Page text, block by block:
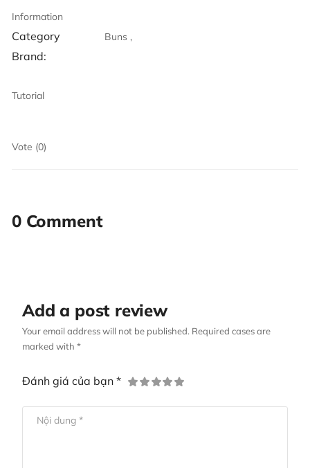
Information
Category Buns ,
Brand:
Tutorial
Vote (0)
0 Comment
Add a post review
Your email address will not be published. Required cases are
marked with *
Đánh giá của bạn *